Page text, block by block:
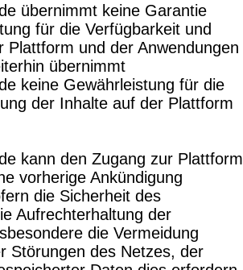
übernimmt keine Garantie
für die Verfügbarkeit und
Plattform und der Anwendungen
übernimmt
keine Gewährleistung für die
der Inhalte auf der Plattform
kann den Zugang zur Plattform
vorherige Ankündigung
die Sicherheit des
Aufrechterhaltung der
die Vermeidung
Störungen des Netzes, der